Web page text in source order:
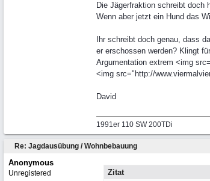
Die Jägerfraktion schreibt doch
Wenn aber jetzt ein Hund das
Ihr schreibt doch genau, dass
er erschossen werden? Klingt
Argumentation extrem <img
<img src="http://
David
1991er 110 SW 200TDi
Re: Jagdausübung / Wohnbebauung
Anonymous
Unregistered Zitat